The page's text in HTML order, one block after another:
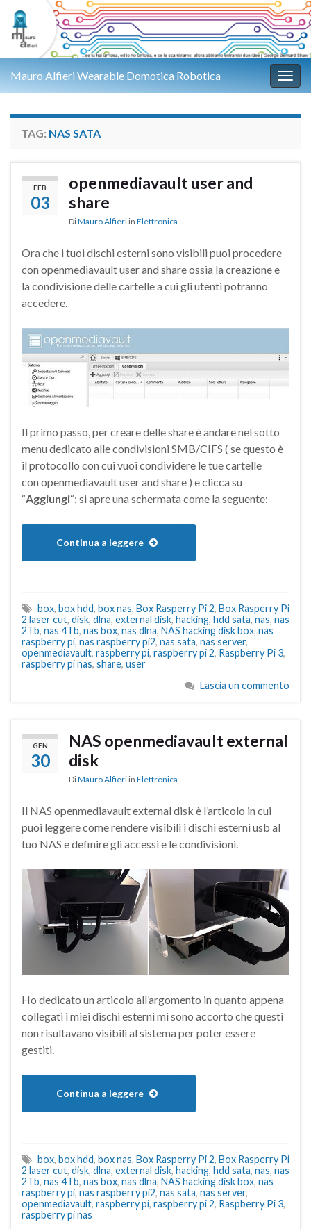
Mauro Alfieri Wearable Domotica Robotica
TAG: NAS SATA
FEB
03
openmediavault user and
share
DiMauro Alfieri in Elettronica
Ora che i tuoi dischi esterni sono visibili puoi procedere
con openmediavault user and share ossia la creazione e
la condivisione delle cartelle a cui gli utenti potranno
accedere.
Il primo passo, per creare delle share è andare nel sotto
menu dedicato alle condivisioni SMB/CIFS ( se questo è
il protocollo con cui vuoi condividere le tue cartelle
con openmediavault user and share ) e clicca su
“Aggiungi“; si apre una schermata come la seguente:
Continua a leggere
box, box hdd, box nas, Box Rasperry Pi 2, Box Rasperry Pi
2 laser cut, disk, dlna, external disk, hacking, hdd sata, nas, nas
2Tb, nas 4Tb, nas box, nas dlna, NAS hacking disk box, nas
raspberry pi, nas raspberry pi2, nas sata, nas server,
openmediavault, raspberry pi, raspberry pi 2, Raspberry Pi 3,
raspberry pi nas, share, user
Lascia un commento
GEN
30
NAS openmediavault external
disk
DiMauro Alfieri in Elettronica
Il NAS openmediavault external disk è l’articolo in cui
puoi leggere come rendere visibili i dischi esterni usb al
tuo NAS e definire gli accessi e le condivisioni.
Ho dedicato un articolo all’argomento in quanto appena
collegati i miei dischi esterni mi sono accorto che questi
non risultavano visibili al sistema per poter essere
gestiti.
Continua a leggere
box, box hdd, box nas, Box Rasperry Pi 2, Box Rasperry Pi
2 laser cut, disk, dlna, external disk, hacking, hdd sata, nas, nas
2Tb, nas 4Tb, nas box, nas dlna, NAS hacking disk box, nas
raspberry pi, nas raspberry pi2, nas sata, nas server,
openmediavault, raspberry pi, raspberry pi 2, Raspberry Pi 3,
raspberry pi nas